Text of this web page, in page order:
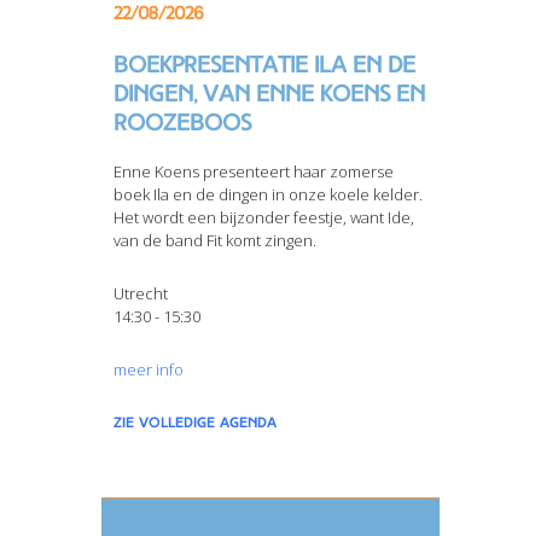
22/08/2026
Boekpresentatie Ila en de
dingen, van Enne Koens en
Roozeboos
Enne Koens presenteert haar zomerse
boek Ila en de dingen in onze koele kelder.
Het wordt een bijzonder feestje, want Ide,
van de band Fit komt zingen.
Utrecht
14:30 - 15:30
meer info
zie volledige agenda